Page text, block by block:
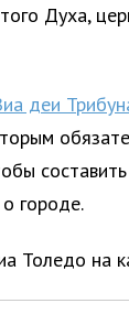
Духа,
деи
городе.
Толедо на